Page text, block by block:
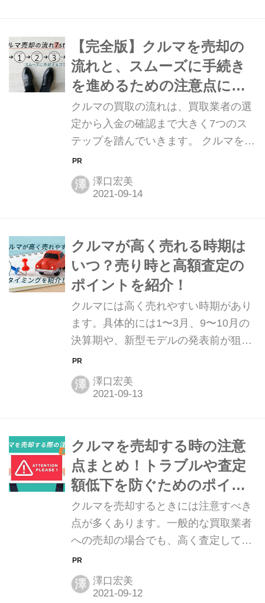
手続きを進めるための注意点をご紹介
します。 →【当サイトおすすめNo.1】
カーセンサーの一括査定で買取価格を
今すぐ調べる！ クルマを売却する方法
は5種類 クルマの売却方法は、大きく
分けて5種類あります。多くの方が利
用される「下取り」や「一括査定」も
売却方法の一つです。下取りや一括査
定は利用しやすいので認知度も高いで
すが、そ...
【完全版】クルマを売却の
流れと、スムーズに手続き
を進めるための注意点につ
いて
クルマの買取の流れは、買取業者の選
定から入金の確認まで大きく7つのス
テップを踏んでいきます。 クルマを買
取に出すなら、手続きをスムーズに進
めたいと思うものです。そこで、買取
の全体の流れと各ステップでの注意
の流れを把握し、気持ちの良い取引に
できるよう役立ててください。 →【当
サイトおすすめNo.1】カーセンサーの
一括査定で買取価格を今すぐ調べる！
クルマ買取の流れはどのように進む？
7つのステップで解説 クルマ買取のも
っとも一般的な方法は、買取業者への
売却です。買取業者にクルマを売却す
る流れは、以下の７つのステップを踏
んで...
澤 澤口宏美
クルマが高く売れる時期は
いつ？売り時と高額査定の
ポイントを紹介！
クルマには高く売れやすい時期があり
ます。具体的には1〜3月、9〜10月の
決算期や、新型モデルの発表前が狙い
目です。他にも走行距離などの目安が
あります。この記事では高くクルマを
売るための狙い目の時期や、高額査定
期があります。1〜3月、そして9〜10
月の時期は特に狙い目です。また、フ
ルモデルチェンジの情報を得たら、そ
の前に売ることも高額査定を得るため
のコツになります。 また、初度登録か
ら13年、走行距離10万キロも目安にし
たいタイミングです。 クルマは年数と
走行距離によって、日々評価額は下が
っていく一方です。少しでも高く売...
澤 澤口宏美
クルマを売却する時の注意
点まとめ！トラブルや査定
額低下を防ぐためのポイン
トについて
クルマを売却するときには注意すべき
点が多くあります。一般的な買取業者
への売却の場合でも、高く査定しても
らうポイントや手続きに関する注意
点、ローンや保険に関する注意点など
様々です。 また、個人で手続きを行う
澤 澤口宏美